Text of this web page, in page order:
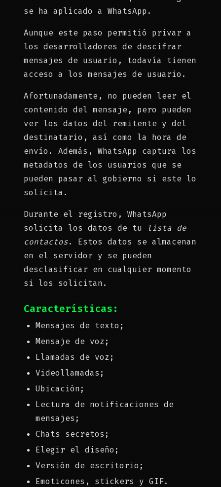
se ha aplicado a WhatsApp.
Aunque este paso permitió privar a
los desarrolladores de descifrar
mensajes de usuario, todavía tienen
acceso a los mensajes de usuario.
Afortunadamente, no pueden leer el
contenido del mensaje, pero pueden
ver los datos del remitente y del
destinatario, así como la hora de
envío. Además, WhatsApp captura los
metadatos de los usuarios que se
pueden pasar al gobierno si este lo
solicita.
Durante el registro, WhatsApp
solicita los datos de tu
lista de
contactos. Estos datos se almacenan
en el servidor y se pueden
desclasificar en cualquier momento
si los solicitan.
Características:
Mensajes de texto;
Mensaje de voz;
Llamadas de voz;
Videollamadas;
Ubicación;
Lectura de notificaciones de
mensajes;
Chats secretos;
Elegir el diseño;
Versión de escritorio;
Emoticones, stickers y GIF.